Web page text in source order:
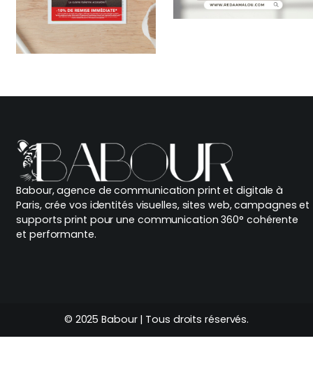
Babour, agence de communication print et digitale à
Paris, crée vos identités visuelles, sites web, campagnes et
supports print pour une communication 360° cohérente
et performante.
© 2025 Babour | Tous droits réservés.